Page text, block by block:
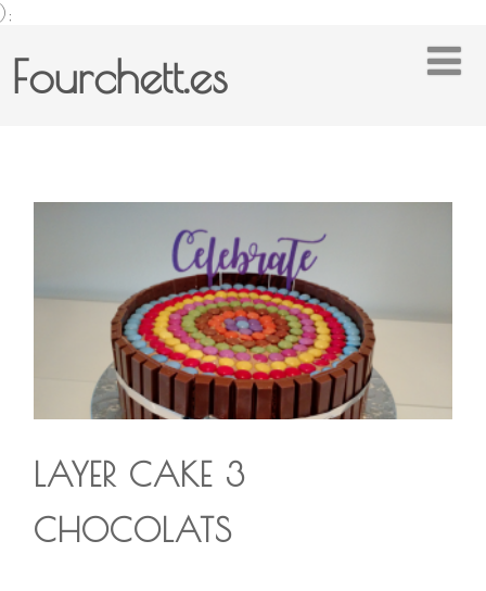
);
Fourchett.es
LAYER CAKE 3
CHOCOLATS